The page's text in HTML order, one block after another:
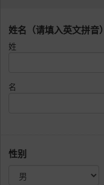
姓名（请填入英文拼音）
姓
名
性别